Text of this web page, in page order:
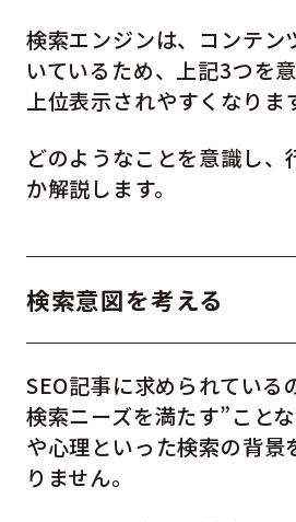
検索エンジンは、コンテン
いているため、上記3つを
上位表示されやすくなりま
どのようなことを意識し、
か解説します。
検索意図を考える
SEO記事に求められている
検索ニーズを満たす”こと
や心理といった検索の背景
りません。